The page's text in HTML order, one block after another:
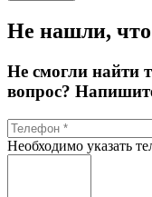
Не нашли,
Не смогли найти
вопрос?
Необходимо указать